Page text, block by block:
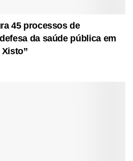
45 processos de
da saúde pública em
Xisto”